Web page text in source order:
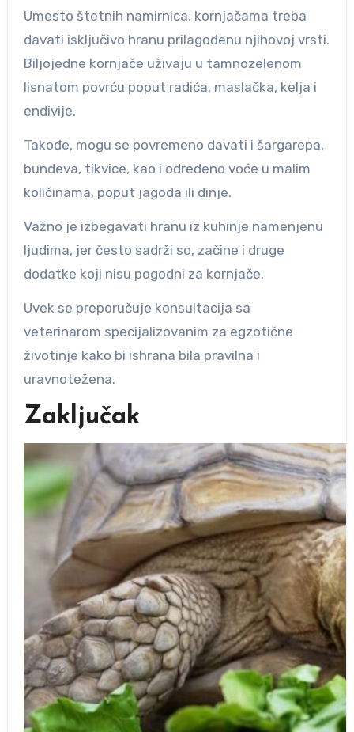
Umesto štetnih namirnica, kornjačama treba
davati isključivo hranu prilagođenu njihovoj vrsti.
Biljojedne kornjače uživaju u tamnozelenom
lisnatom povrću poput radića, maslačka, kelja i
endivije.
Takođe, mogu se povremeno davati i šargarepa,
bundeva, tikvice, kao i određeno voće u malim
količinama, poput jagoda ili dinje.
Važno je izbegavati hranu iz kuhinje namenjenu
ljudima, jer često sadrži so, začine i druge
dodatke koji nisu pogodni za kornjače.
Uvek se preporučuje konsultacija sa
veterinarom specijalizovanim za egzotične
životinje kako bi ishrana bila pravilna i
uravnotežena.
Zaključak